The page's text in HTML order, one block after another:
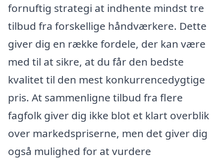
fornuftig strategi at indhente mindst tre
tilbud fra forskellige håndværkere. Dette
giver dig en række fordele, der kan være
med til at sikre, at du får den bedste
kvalitet til den mest konkurrencedygtige
pris. At sammenligne tilbud fra flere
fagfolk giver dig ikke blot et klart overblik
over markedspriserne, men det giver dig
også mulighed for at vurdere